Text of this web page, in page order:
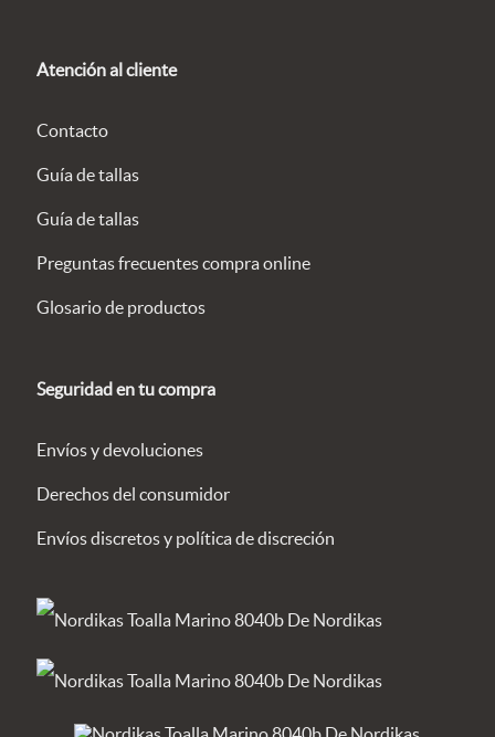
Atención al cliente
Contacto
Guía de tallas
Guía de tallas
Preguntas frecuentes compra online
Glosario de productos
Seguridad en tu compra
Envíos y devoluciones
Derechos del consumidor
Envíos discretos y política de discreción